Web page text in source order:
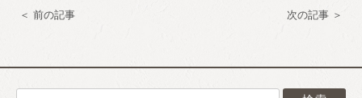
前の記事 次の記事